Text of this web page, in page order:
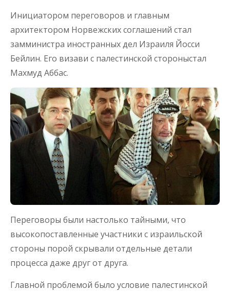
Инициатором переговоров и главным
архитектором Норвежских соглашений стал
замминистра иностранных дел Израиля Йосси
Бейлин. Его визави с палестинской стороныстал
Махмуд Аббас.
Переговоры были настолько тайными, что
высокопоставленные участники с израильской
стороны порой скрывали отдельные детали
процесса даже друг от друга.
Главной проблемой было условие палестинской